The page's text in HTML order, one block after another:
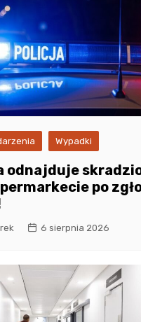
Wypadki
odnajduje
po
6 sierpnia 2026